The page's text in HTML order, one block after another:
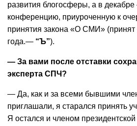
развития блогосферы, а в
конференцию, приуроченную к
принятия закона «О СМИ» (принят
года.— “Ъ”).
— За вами после отставки
эксперта СПЧ?
— Да, как и за всеми бывшими
приглашали, я старался принять
Я остался и членом